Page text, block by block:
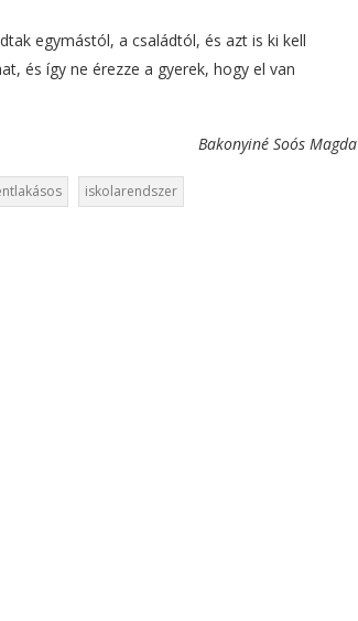
egymástól, a családtól, és azt is ki kell
és így ne érezze a gyerek, hogy el van
Bakonyiné Soós Magda
iskolarendszer